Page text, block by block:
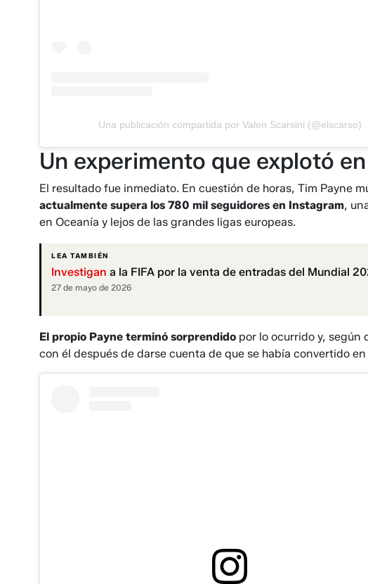
Una publicación compartida por Valen Scarsini (@elscarso)
Un experimento que explotó
El resultado fue inmediato. En cuestión de horas, Tim Payne
actualmente supera los 780 mil seguidores en Instagram,
en Oceanía y lejos de las grandes ligas europeas.
LEA TAMBIÉN
Investigan a la FIFA por la venta de entradas del Mundial
27 de mayo de 2026
El propio Payne terminó sorprendido por lo ocurrido y, según
con él después de darse cuenta de que se había convertido